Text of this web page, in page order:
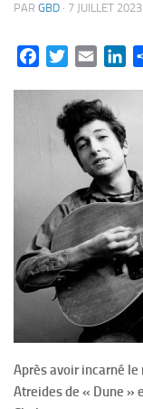
PAR GBD · 7 JUILLET 2023
FacebookTwitterEmail
Après avoir incarné le
Atreides de « Dune »